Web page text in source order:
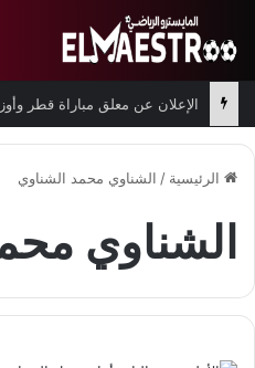
الإعلان عن معلق مباراة قطر
الرئيسية / الشناوي محمد الشناوي
الشناوي